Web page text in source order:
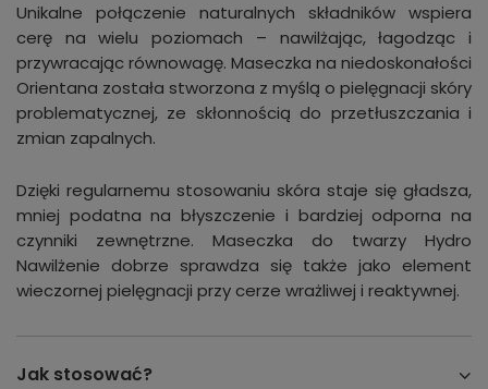
Unikalne połączenie naturalnych składników wspiera
cerę na wielu poziomach – nawilżając, łagodząc i
przywracając równowagę. Maseczka na niedoskonałości
Orientana została stworzona z myślą o pielęgnacji skóry
problematycznej, ze skłonnością do przetłuszczania i
zmian zapalnych.
Dzięki regularnemu stosowaniu skóra staje się gładsza,
mniej podatna na błyszczenie i bardziej odporna na
czynniki zewnętrzne. Maseczka do twarzy Hydro
Nawilżenie dobrze sprawdza się także jako element
wieczornej pielęgnacji przy cerze wrażliwej i reaktywnej.
Jak stosować?